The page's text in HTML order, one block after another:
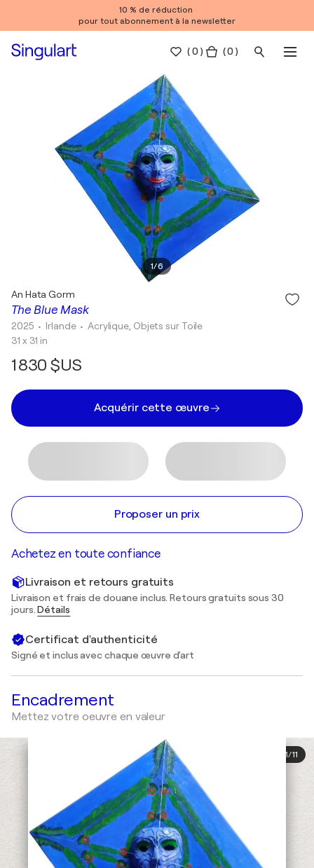
10 % de réduction
pour tout abonnement à la newsletter
(0 ) ( 0 )
1/6
The Blue Mask
An Hata Gorm
2025 • Irlande • Acrylique, Objets sur Toile
31 x 31 in
1 830 $US
Acquérir cette œuvre
Proposer un prix
Achetez en toute confiance
Livraison et retours gratuits
Livraison et frais de douane inclus. Retours gratuits sous 30
jours.Détails
Certificat d'authenticité
Signé et inclus avec chaque œuvre d'art
Encadrement
Mettez votre oeuvre en valeur
1/11